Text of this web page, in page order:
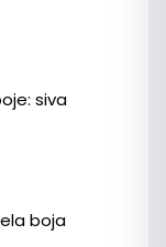
siva
boja